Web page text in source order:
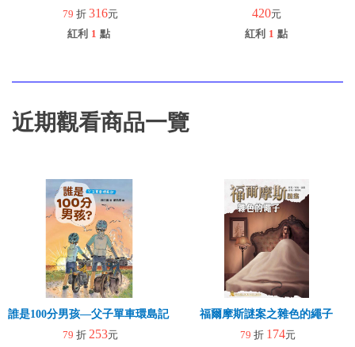
79 折 316元
紅利 1 點
420元
紅利 1 點
近期觀看商品一覽
誰是100分男孩—父子單車環島記（二版）
79 折 253元
福爾摩斯謎案之雜色的繩子
79 折 174元